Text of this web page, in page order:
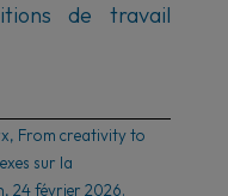
de travail
From creativity to
sur la
24 février 2026.